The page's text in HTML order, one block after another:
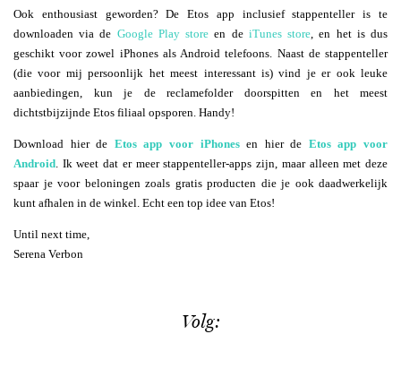
Ook enthousiast geworden? De Etos app inclusief stappenteller is te
downloaden via de Google Play store en de iTunes store , en het is dus
geschikt voor zowel iPhones als Android telefoons. Naast de stappenteller
(die voor mij persoonlijk het meest interessant is) vind je er ook leuke
aanbiedingen, kun je de reclamefolder doorspitten en het meest
dichtstbijzijnde Etos filiaal opsporen. Handy!
Download hier de Etos app voor iPhonesen hier de Etos app voor
Android . Ik weet dat er meer stappenteller-apps zijn, maar alleen met deze
spaar je voor beloningen zoals gratis producten die je ook daadwerkelijk
kunt afhalen in de winkel. Echt een top idee van Etos!
Until next time,
Serena Verbon
Volg: